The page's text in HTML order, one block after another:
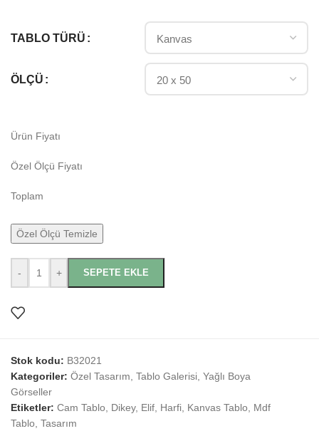
TABLO TÜRÜ
ÖLÇÜ
Ürün Fiyatı
Özel Ölçü Fiyatı
Toplam
Özel Ölçü Temizle
- + SEPETE EKLE
Stok kodu: B32021
Kategoriler: Özel Tasarım, Tablo Galerisi, Yağlı Boya
Görseller
Etiketler: Cam Tablo, Dikey, Elif, Harfi, Kanvas Tablo, Mdf
Tablo, Tasarım